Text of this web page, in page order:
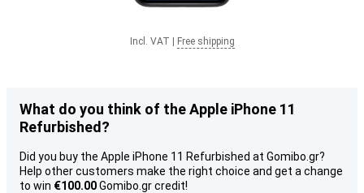
Incl. VAT Free shipping
What do you think of the Apple iPhone 11
Refurbished?
Did you buy the Apple iPhone 11 Refurbished at Gomibo.gr?
Help other customers make the right choice and get a change
to win €100.00Gomibo.gr credit!